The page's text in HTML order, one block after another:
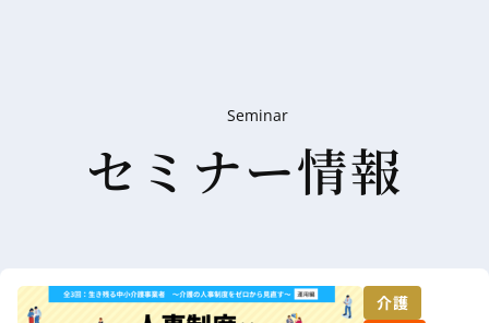
Seminar
セミナー情報
介護